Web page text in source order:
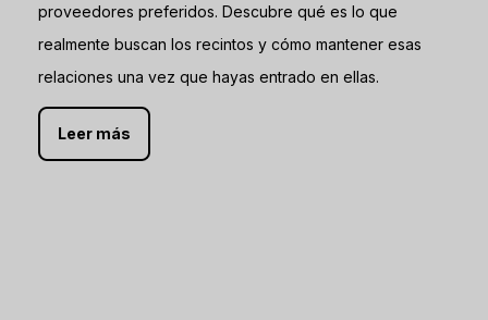
proveedores preferidos. Descubre qué es lo que
realmente buscan los recintos y cómo mantener esas
relaciones una vez que hayas entrado en ellas.
Leer más